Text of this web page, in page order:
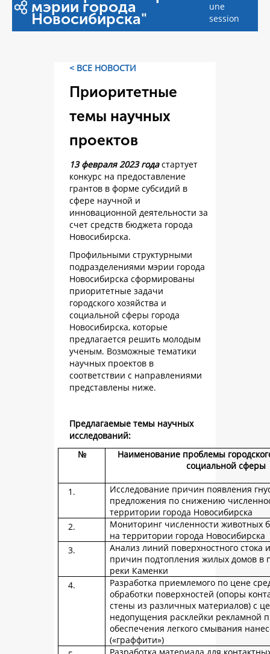
мэрии города
Новосибирска"
une
session
< ВСЕ НОВОСТИ
Приоритетные
темы научных
проектов
13 февраля 2023 годастартует
конкурс на предоставление
грантов в форме субсидий в
сфере научной и
инновационной деятельности за
счет средств бюджета города
Новосибирска.
Профильными структурными
подразделениями мэрии города
Новосибирска сформированы
приоритетные задачи
городского хозяйства и
социальной сферы города
Новосибирска, которые
предлагается решить молодым
ученым. Возможные тематики
научных проектов в
соответствии с направлениями
представлены ниже.
Предлагаемые темы научных
исследований:
№
Наименование проблемы
социальной сферы
Исследование причин появления
предложения по снижению
территории города Новосибирска
Мониторинг численности животных
на территории города Новосибирска
Анализ линий поверхностного стока
причин подтопления жилых домов в
реки Каменки
Разработка приемлемого по цене
обработки поверхностей (опоры
стены из различных материалов) с
недопущения расклейки рекламной
обеспечения легкого смывания
(«граффити»)